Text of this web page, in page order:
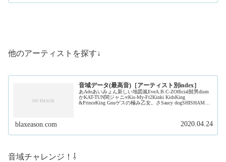
他のアーティストを探す↓
音域データ(最高音)［アーティスト別index］
あAdoあいみょん新しい地図嵐EveA.B.C-ZOfficial髭男dism
かKAT-TUN関ジャニ∞Kis-My-Ft2Kinki KidsKing
&PrinceKing Gnuゲスの極み乙女。さSaucy dogSHISHAMO
blaxeason.com 2020.04.24
音域チャレンジ！⇩